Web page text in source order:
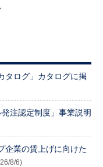
タログ」カタログに掲
注認定制度」事業説明
企業の賃上げに向けた
8/6)